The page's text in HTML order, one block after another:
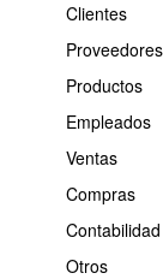
Clientes
Proveedores
Productos
Empleados
Ventas
Compras
Contabilidad
Otros
Guardar como